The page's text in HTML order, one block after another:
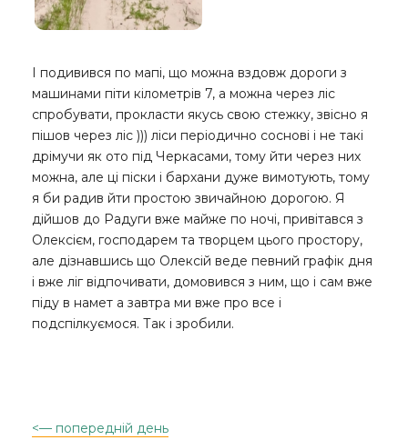
І подивився по мапі, що можна вздовж дороги з
машинами піти кілометрів 7, а можна через ліс
спробувати, прокласти якусь свою стежку, звісно я
пішов через ліс ))) ліси періодично соснові і не такі
дрімучи як ото під Черкасами, тому йти через них
можна, але ці піски і бархани дуже вимотують, тому
я би радив йти простою звичайною дорогою. Я
дійшов до Радуги вже майже по ночі, привітався з
Олексієм, господарем та творцем цього простору,
але дізнавшись що Олексій веде певний графік дня
і вже ліг відпочивати, домовився з ним, що і сам вже
піду в намет а завтра ми вже про все і
подспілкуємося. Так і зробили.
<— попередній день